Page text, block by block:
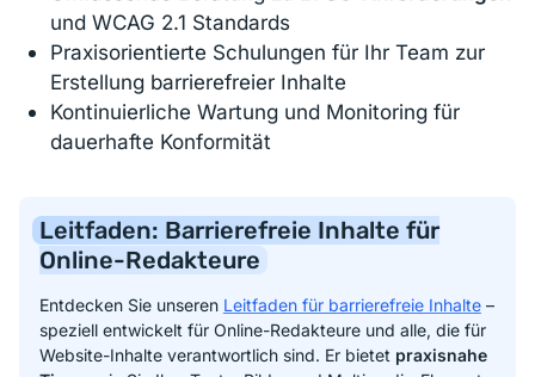
und WCAG 2.1 Standards
Praxisorientierte Schulungen für Ihr Team zur
Erstellung barrierefreier Inhalte
KontinuierlicheWartung und Monitoring für
dauerhafte Konformität
Leitfaden: Barrierefreie Inhalte für
Online-Redakteure
Entdecken Sie unseren Leitfaden für barrierefreie Inhalte–
speziell entwickelt für Online-Redakteure und alle, die für
Website-Inhalte verantwortlich sind. Er bietet praxisnahe